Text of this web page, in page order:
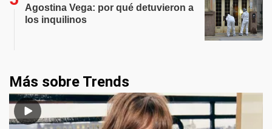
Agostina Vega: por qué detuvieron a
los inquilinos
Más sobre Trends